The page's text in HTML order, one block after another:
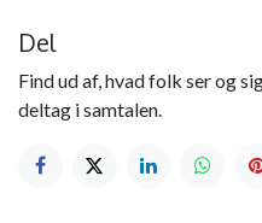
Del
Find ud af, hvad folk ser og
deltag i samtalen.